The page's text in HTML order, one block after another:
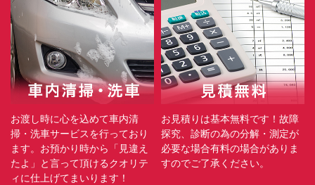
お渡し時に心を込めて車内清
掃・洗車サービスを行っており
ます。お預かり時から「見違え
たよ」と言って頂けるクオリテ
ィに仕上げてまいります！
お見積りは基本無料です！故障
探究、診断の為の分解・測定が
必要な場合有料の場合がありま
すのでご了承ください。